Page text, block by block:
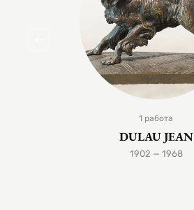
1 работа
DULAU JEAN
1902 — 1968